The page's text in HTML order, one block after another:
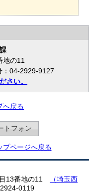
地の11
04-2929-9127
さい。
へ戻る
トフォン
プページへ戻る
13番地の11
（埼玉西
0119